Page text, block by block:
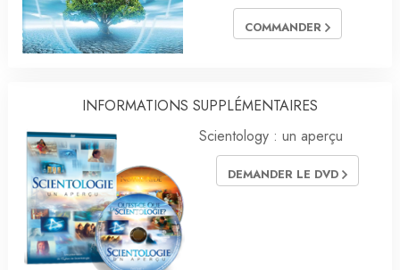
COMMANDER
INFORMATIONS SUPPLÉMENTAIRES
Scientology : un aperçu
DEMANDER LE DVD